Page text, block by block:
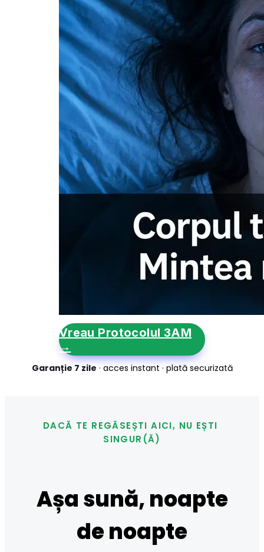
Vreau Protocolul 3AM
→
Garanție 7 zile · acces instant · plată securizată
DACĂ TE REGĂSEȘTI AICI, NU EȘTI
SINGUR(Ă)
Așa sună, noapte
de noapte